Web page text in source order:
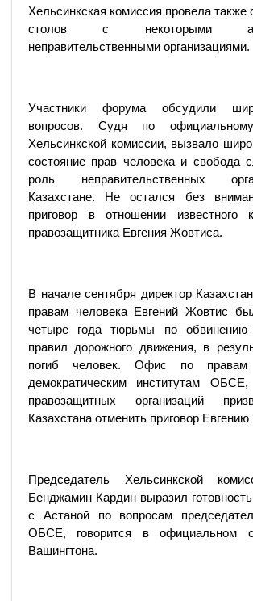
Хельсинкская комиссия провела также
столов с некоторыми
неправительственными организациями.
Участники форума обсудили
вопросов. Судя по
Хельсинкской комиссии, вызвало
состояние прав человека и свобода
роль неправительственных
Казахстане. Не остался без
приговор в отношении известного
правозащитника Евгения Жовтиса.
В начале сентября директор
правам человека Евгений Жовтис
четыре года тюрьмы по
правил дорожного движения, в
погиб человек. Офис по
демократическим институтам
правозащитных организаций
Казахстана отменить приговор
Председатель Хельсинкской
Бенджамин Кардин выразил
с Астаной по вопросам
ОБСЕ, говорится в официальном
Вашингтона.